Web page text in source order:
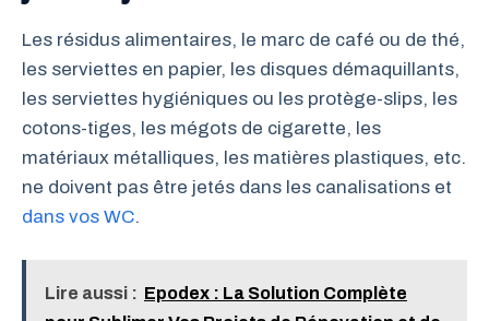
Les résidus alimentaires, le marc de café ou de thé,
les serviettes en papier, les disques démaquillants,
les serviettes hygiéniques ou les protège-slips, les
cotons-tiges, les mégots de cigarette, les
matériaux métalliques, les matières plastiques, etc.
ne doivent pas être jetés dans les canalisations et
dans vos WC.
Lire aussi : Epodex : La Solution Complète